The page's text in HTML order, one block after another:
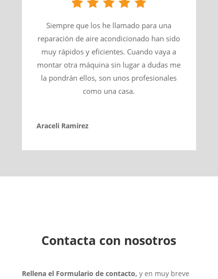
Siempre que los he llamado para una
reparación de aire acondicionado han sido
muy rápidos y eficientes. Cuando vaya a
montar otra máquina sin lugar a dudas me
la pondrán ellos, son unos profesionales
como una casa.
Araceli Ramírez
Contacta con nosotros
Rellena el Formulario de contacto, y en muy breve